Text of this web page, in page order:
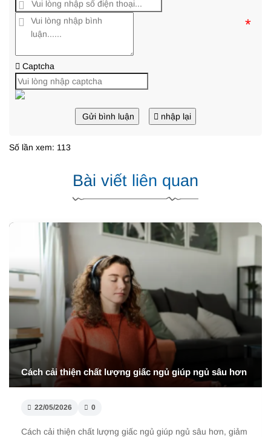
*
Captcha
Gửi bình luận nhập lại
Số lần xem: 113
Bài viết liên quan
Cách cải thiện chất lượng giấc ngủ giúp ngủ sâu hơn
22/05/2026 0
Cách cải thiện chất lượng giấc ngủ giúp ngủ sâu hơn, giảm